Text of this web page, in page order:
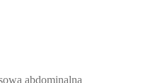
abdominalna